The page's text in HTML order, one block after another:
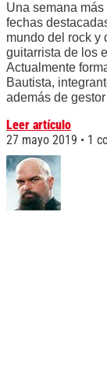
Una semana
fechas
mundo del rock y
guitarrista de los
Actualmente
Bautista,
además de gestor
Leer artículo
27 mayo 2019
1